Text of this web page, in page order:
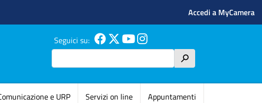
Menu
Accedi a MyCamera
Seguici su:
Cerca
h
principale
e URP Servizi on line Appuntamenti